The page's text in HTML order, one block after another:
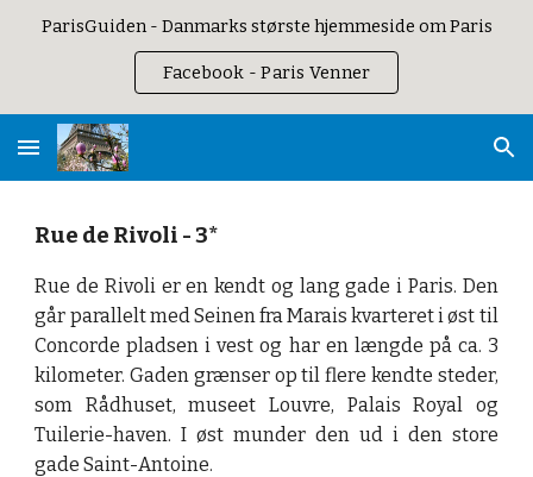
ParisGuiden - Danmarks største hjemmeside om Paris
Facebook - Paris Venner
Rue de Rivoli - 3*
Rue de Rivoli er en kendt og lang gade i Paris. Den
går parallelt med Seinen fra Marais kvarteret i øst til
Concorde pladsen i vest og har en længde på ca. 3
kilometer. Gaden grænser op til flere kendte steder,
som Rådhuset, museet Louvre, Palais Royal og
Tuilerie-haven. I øst munder den ud i den store
gade Saint-Antoine.